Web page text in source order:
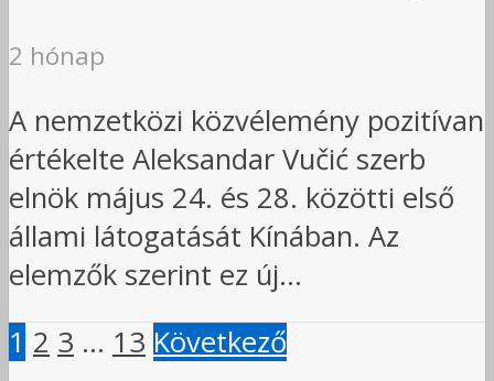
2 hónap
A nemzetközi közvélemény pozitívan
értékelte Aleksandar Vučić szerb
elnök május 24. és 28. közötti első
állami látogatását Kínában. Az
elemzők szerint ez új...
1 2 3 … 13 Következő